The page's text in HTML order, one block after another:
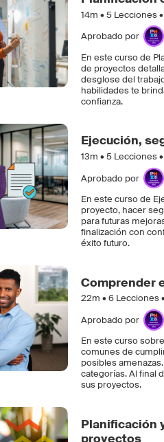
14m •5Lecciones
Aprobado por
En este curso de
de proyectos
desglose del
habilidades te
confianza.
Ejecución,
13m •5Lecciones
Aprobado por
En este curso de
proyecto, hacer
para futuras
finalización con
éxito futuro.
Comprender
22m •6Lecciones
Aprobado por
En este curso
comunes de
posibles
categorías. Al final
sus proyectos.
Planificación
proyectos